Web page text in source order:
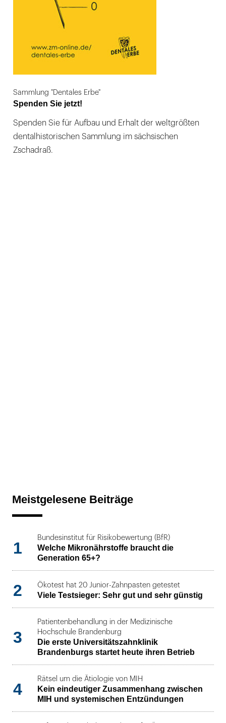
Sammlung "Dentales Erbe"
Spenden Sie jetzt!
Spenden Sie für Aufbau und Erhalt der weltgrößten
dentalhistorischen Sammlung im sächsischen
Zschadraß.
Meistgelesene Beiträge
1
Bundesinstitut für Risikobewertung (BfR)
Welche Mikronährstoffe braucht die
Generation 65+?
2 Ökotest hat 20 Junior-Zahnpasten getestet
Viele Testsieger: Sehr gut und sehr günstig
3
Patientenbehandlung in der Medizinische
Hochschule Brandenburg
Die erste Universitätszahnklinik
Brandenburgs startet heute ihren Betrieb
4
Rätsel um die Ätiologie von MIH
Kein eindeutiger Zusammenhang zwischen
MIH und systemischen Entzündungen